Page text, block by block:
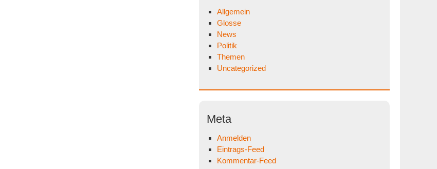
Allgemein
Glosse
News
Politik
Themen
Uncategorized
Meta
Anmelden
Eintrags-Feed
Kommentar-Feed